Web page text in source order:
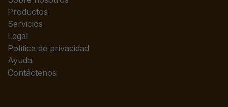
Productos
Servicios
Legal
Política de privacidad
Ayuda
Contáctenos